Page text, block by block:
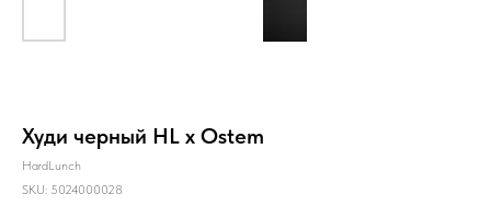
Худи черный HL x Ostem
HardLunch
SKU: 5024000028